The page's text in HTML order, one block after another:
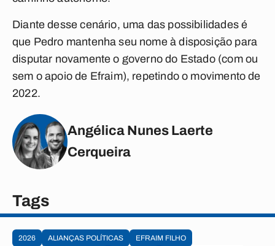
Diante desse cenário, uma das possibilidades é
que Pedro mantenha seu nome à disposição para
disputar novamente o governo do Estado (com ou
sem o apoio de Efraim), repetindo o movimento de
2022.
Angélica Nunes Laerte
Cerqueira
Tags
2026 ALIANÇAS POLÍTICAS
EFRAIM FILHO